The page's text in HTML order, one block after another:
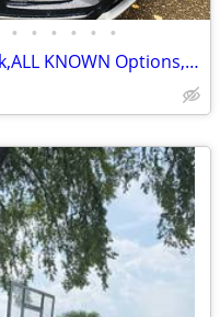
• • • • • •
2019 Ford Edge-TITANIUM,Black,ALL KNOWN Options,53k,GREAT SUV